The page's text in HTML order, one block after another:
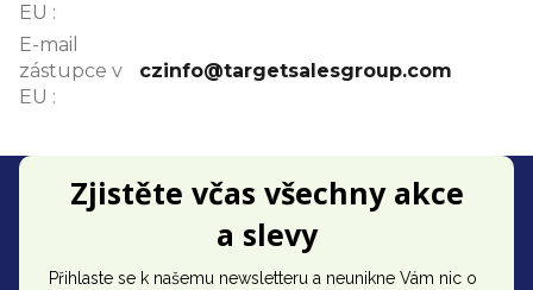
EU :
E-mail
zástupce v
EU :
czinfo@targetsalesgroup.com
Z
Zjistěte včas všechny akce
a slevy
Přihlaste se k našemu newsletteru a neunikne Vám nic o